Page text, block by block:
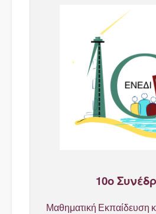
10ο
Μαθηματική Εκπαίδευση